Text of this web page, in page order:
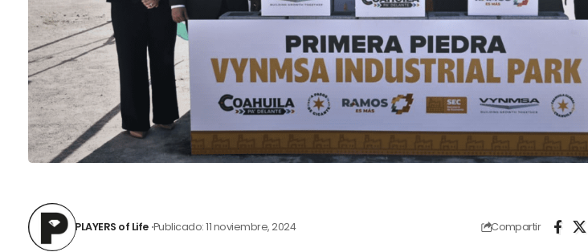
PLAYERS of Life Publicado: 11 noviembre, 2024 Compartir